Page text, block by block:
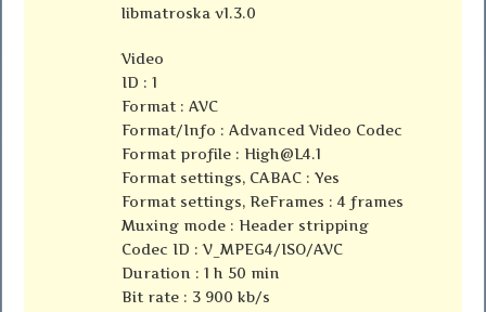
libmatroska v1.3.0
Video
ID : 1
Format : AVC
Format/Info : Advanced Video Codec
Format profile :High@L4.1
Format settings, CABAC : Yes
Format settings, ReFrames : 4 frames
Muxing mode : Header stripping
Codec ID : V_MPEG4/ISO/AVC
Duration : 1 h 50 min
Bit rate : 3 900 kb/s